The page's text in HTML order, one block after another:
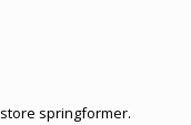
springformer.